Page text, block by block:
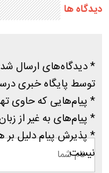
دیدگاه ها
توسط پایگاه خبری
* پیام‌هایی که حاوی
* پیام‌های به غیر از
* پذیرش پیام دلیل بر
نیست.